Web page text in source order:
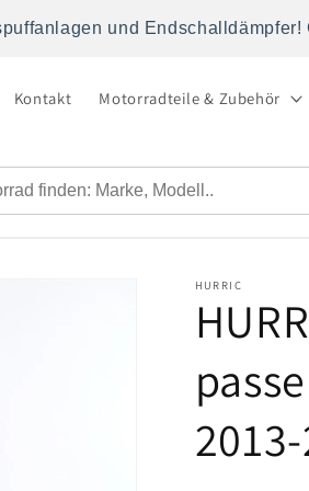
und Endschalldämpfer!
Kontakt Motorradteile & Zubehör
HURRIC